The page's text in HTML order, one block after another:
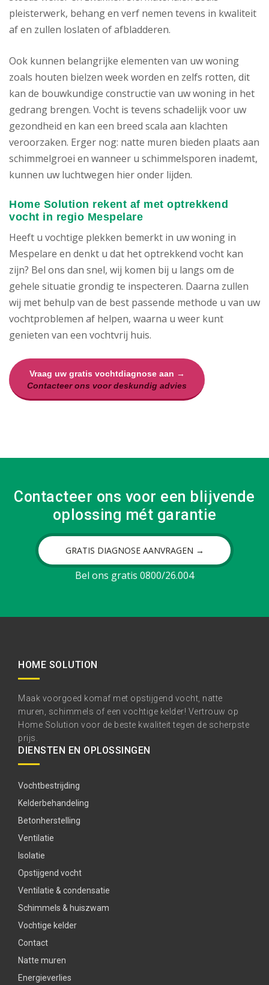
pleisterwerk, behang en verf nemen tevens in kwaliteit
af en zullen loslaten of afbladderen.
Ook kunnen belangrijke elementen van uw woning
zoals houten bielzen week worden en zelfs rotten, dit
kan de bouwkundige constructie van uw woning in het
gedrang brengen. Vocht is tevens schadelijk voor uw
gezondheid en kan een breed scala aan klachten
veroorzaken. Erger nog: natte muren bieden plaats aan
schimmelgroei en wanneer u schimmelsporen inademt,
kunnen uw luchtwegen hier onder lijden.
Home Solution rekent af met optrekkend
vocht in regio Mespelare
Heeft u vochtige plekken bemerkt in uw woning in
Mespelare en denkt u dat het optrekkend vocht kan
zijn? Bel ons dan snel, wij komen bij u langs om de
gehele situatie grondig te inspecteren. Daarna zullen
wij met behulp van de best passende methode u van uw
vochtproblemen af helpen, waarna u weer kunt
genieten van een vochtvrij huis.
Vraag uw gratis vochtdiagnose aan →
Contacteer ons voor deskundig advies
Contacteer ons voor een blijvende
oplossing mét garantie
GRATIS DIAGNOSE AANVRAGEN →
Bel ons gratis 0800/26.004
HOME SOLUTION
Maak voorgoed komaf met opstijgend vocht, natte
muren, schimmels of een vochtige kelder! Vertrouw op
Home Solution voor de beste kwaliteit tegen de scherpste
prijs.
DIENSTEN EN OPLOSSINGEN
Vochtbestrijding
Kelderbehandeling
Betonherstelling
Ventilatie
Isolatie
Opstijgend vocht
Ventilatie & condensatie
Schimmels & huiszwam
Vochtige kelder
Contact
Natte muren
Energieverlies